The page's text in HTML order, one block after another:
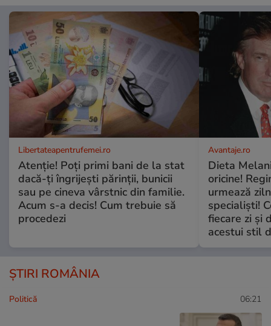
Libertateapentrufemei.ro
Atenție! Poți primi bani de la stat
dacă-ți îngrijești părinții, bunicii
sau pe cineva vârstnic din familie.
Acum s-a decis! Cum trebuie să
procedezi
Avantaje.ro
Dieta
oricine!
urmează
specialiști!
fiecare zi și
acestui stil
ȘTIRI ROMÂNIA
Politică 06:21